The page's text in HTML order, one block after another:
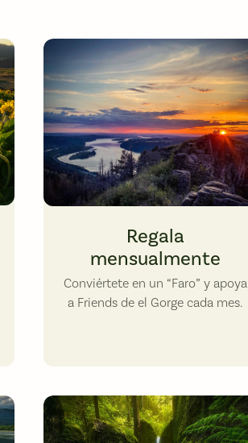
Regala
mensualmente
Conviértete en un “Faro” y apoya
a Friends de el Gorge cada mes.